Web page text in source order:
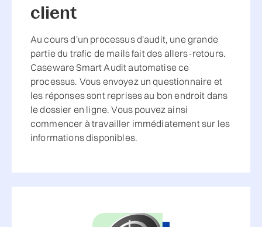
client
Au cours d'un processus d'audit, une grande
partie du trafic de mails fait des allers-retours.
Caseware Smart Audit automatise ce
processus. Vous envoyez un questionnaire et
les réponses sont reprises au bon endroit dans
le dossier en ligne. Vous pouvez ainsi
commencer à travailler immédiatement sur les
informations disponibles.